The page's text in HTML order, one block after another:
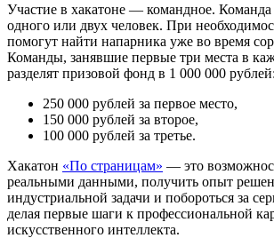
Участие в хакатоне — командное. Команда
одного или двух человек. При
помогут найти напарника уже во время
Команды, занявшие первые три места в
разделят призовой фонд в 1 000 000 рублей:
250 000 рублей за первое место,
150 000 рублей за второе,
100 000 рублей за третье.
Хакатон «По страницам» — это
реальными данными, получить опыт
индустриальной задачи и побороться за
делая первые шаги к профессиональной
искусственного интеллекта.